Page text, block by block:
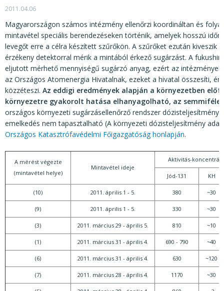
2011.04.06
Magyarországon számos intézmény ellenőrzi koordináltan és
mintavétel speciális berendezéseken történik, amelyek hosszú
levegőt erre a célra készített szűrőkön. A szűrőket ezután kiveszik
érzékeny detektorral mérik a mintából érkező sugárzást. A
eljutott mérhető mennyiségű sugárzó anyag, ezért az
az Országos Atomenergia Hivatalnak, ezeket a hivatal összesíti,
közzéteszi. Az eddigi eredmények alapján a környezetben
környezetre gyakorolt hatása elhanyagolható, az
országos környezeti sugárzásellenőrző rendszer
emelkedés nem tapasztalható (A környezeti dózisteljesítmény
Országos Katasztrófavédelmi Főigazgatóság honlapján.
A mérést végezte
(mintavétel helye)
Mintavétel ideje
Aktivitás-
Jód-131 KH
(10) 2011. április 1 - 5. 380 ~30
(9) 2011. április 1 - 5. 330 ~30
(3) 2011. március 29 - április 5. 810 ~10
(1) 2011. március 31 - április 4. 690 - 790 ~40
(6) 2011. március 31 - április 4. 630 ~120
(7) 2011. március 28 - április 4. 1170 ~30